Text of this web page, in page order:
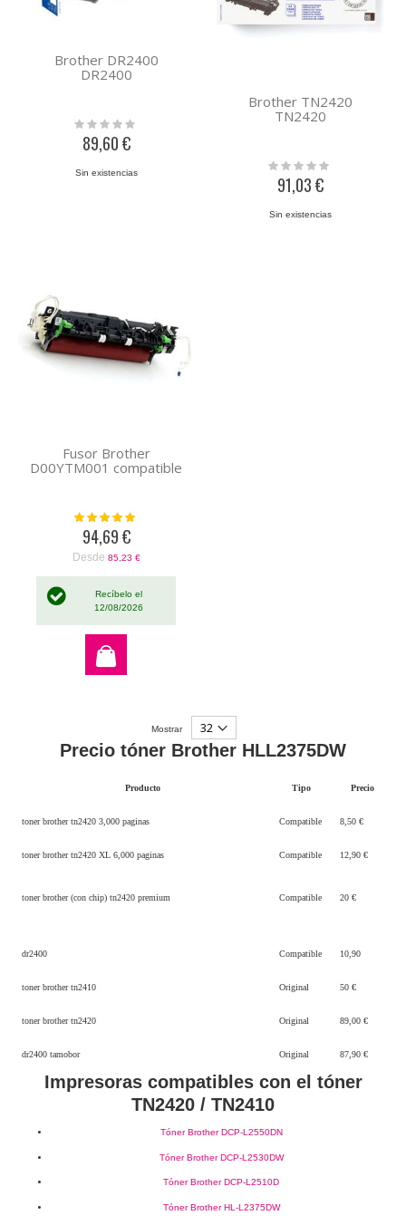
Brother DR2400
DR2400
Rating:
89,60 €
Sin existencias
Brother TN2420
TN2420
Rating:
91,03 €
Sin existencias
Fusor Brother
D00YTM001 compatible
Valoración:
94,69 €
Desde 85,23 €
Recíbelo el
12/08/2026
Mostrar
Precio tóner Brother HLL2375DW
Producto Tipo Precio
toner brother tn2420 3,000 paginas Compatible 8,50 €
toner brother tn2420 XL 6,000 paginas Compatible 12,90 €
toner brother (con chip) tn2420 premium Compatible 20 €
dr2400 Compatible 10,90
toner brother tn2410 Original 50 €
toner brother tn2420 Original 89,00 €
dr2400 tamobor Original 87,90 €
Impresoras compatibles con el tóner
TN2420 / TN2410
Tóner Brother DCP-L2550DN
Tóner Brother DCP-L2530DW
Tóner Brother DCP-L2510D
Tóner Brother HL-L2375DW